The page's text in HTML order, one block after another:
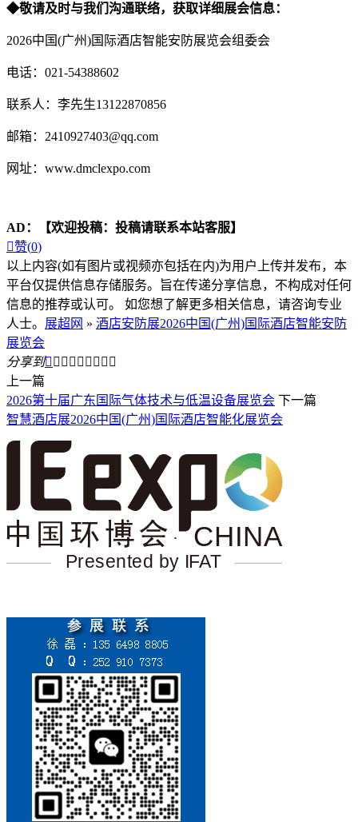
◆敬请及时与我们沟通联络，获取详细展会信息：
2026中国(广州)国际酒店智能安防展览会组委会
电话：021-54388602
联系人：李先生13122870856
邮箱：2410927403@qq.com
网址：www.dmclexpo.com
AD：
【欢迎投稿：投稿请联系本站客服】
赞(0)
以上内容(如有图片或视频亦包括在内)为用户上传并发布，本
平台仅提供信息存储服务。旨在传递分享信息，不构成对任何
信息的推荐或认可。 如您想了解更多相关信息，请咨询专业
人士。 展超网 » 酒店安防展2026中国(广州)国际酒店智能安防
展览会
分享到        
上一篇
2026第十届广东国际气体技术与低温设备展览会 下一篇
智慧酒店展2026中国(广州)国际酒店智能化展览会